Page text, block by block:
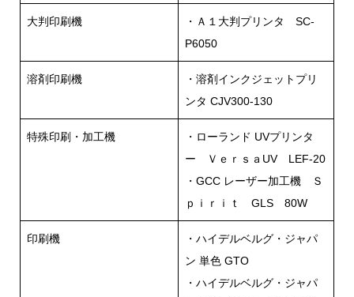
大判印刷機
・Ａ１大判プリンタ SC-
P6050
溶剤印刷機
・溶剤インクジェットプリ
ンタ CJV300-130
特殊印刷・加工機
・ローランド UVプリンタ
ー ＶｅｒｓａUV LEF-20
・GCC レーザー加工機 Ｓ
ｐｉｒｉｔ GLS 80W
印刷機
・ハイデルベルグ・ジャパ
ン 単色 GTO
・ハイデルベルグ・ジャパ